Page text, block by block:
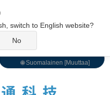
🌐 Suomalainen [Muuttaa]
switch to English website?
No